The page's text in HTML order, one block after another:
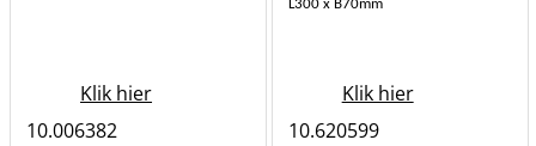
Klik hier
10.006382
L300 x B70mm
Klik hier
10.620599